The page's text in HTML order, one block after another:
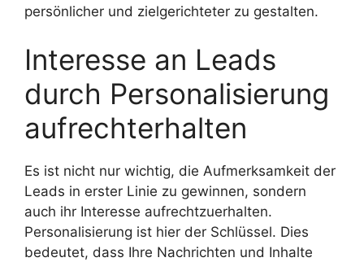
persönlicher und zielgerichteter zu gestalten.
Interesse an Leads
durch Personalisierung
aufrechterhalten
Es ist nicht nur wichtig, die Aufmerksamkeit der
Leads in erster Linie zu gewinnen, sondern
auch ihr Interesse aufrechtzuerhalten.
Personalisierung ist hier der Schlüssel. Dies
bedeutet, dass Ihre Nachrichten und Inhalte